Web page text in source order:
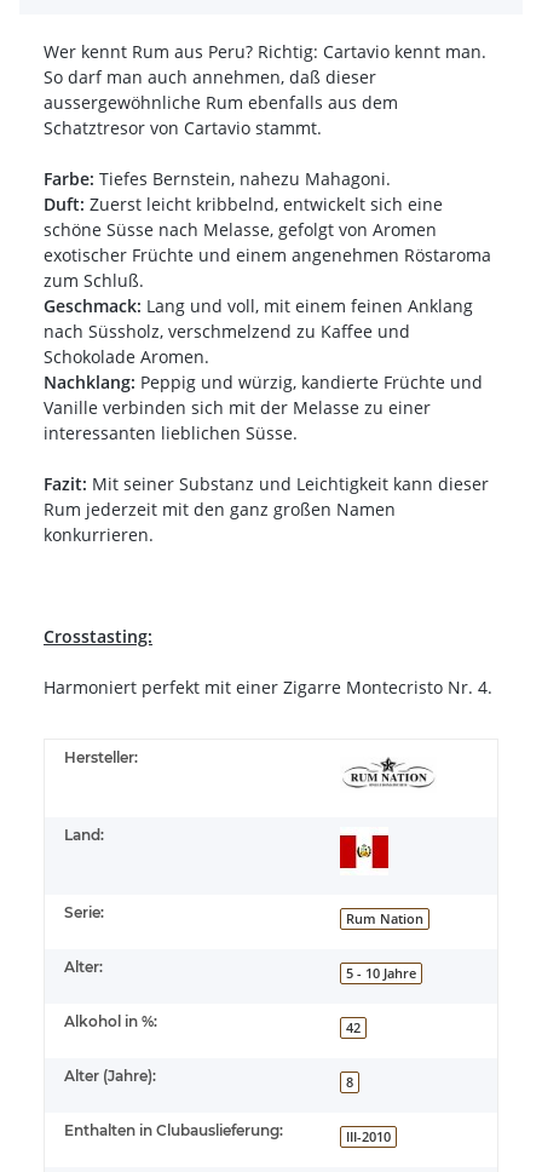
Wer kennt Rum aus Peru? Richtig: Cartavio kennt man.
So darf man auch annehmen, daß dieser
aussergewöhnliche Rum ebenfalls aus dem
Schatztresor von Cartavio stammt.
Farbe: Tiefes Bernstein, nahezu Mahagoni.
Duft: Zuerst leicht kribbelnd, entwickelt sich eine
schöne Süsse nach Melasse, gefolgt von Aromen
exotischer Früchte und einem angenehmen Röstaroma
zum Schluß.
Geschmack: Lang und voll, mit einem feinen Anklang
nach Süssholz, verschmelzend zu Kaffee und
Schokolade Aromen.
Nachklang: Peppig und würzig, kandierte Früchte und
Vanille verbinden sich mit der Melasse zu einer
interessanten lieblichen Süsse.
Fazit: Mit seiner Substanz und Leichtigkeit kann dieser
Rum jederzeit mit den ganz großen Namen
konkurrieren.
Crosstasting:
Harmoniert perfekt mit einer Zigarre Montecristo Nr. 4.
Hersteller:
Land:
Serie: Rum Nation
Alter: 5 - 10 Jahre
Alkohol in %: 42
Alter (Jahre): 8
Enthalten in Clubauslieferung: III-2010